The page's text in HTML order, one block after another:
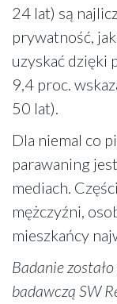
24 lat) są
prywatność,
uzyskać dzięki
9,4 proc.
50 lat).
Dla niemal co
parawaning
mediach.
mężczyźni,
mieszkańcy
Badanie
badawczą SW